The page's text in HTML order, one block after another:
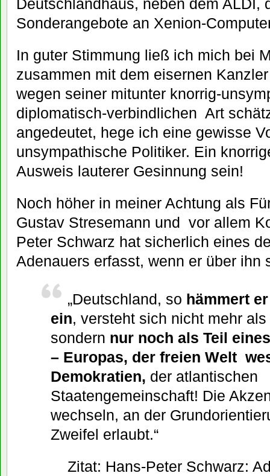
Deutschlandhaus, neben dem ALDI,
Sonderangebote an Xenion-
In guter Stimmung ließ ich mich bei
zusammen mit dem eisernen
wegen seiner mitunter knorrig-
diplomatisch-verbindlichen Art
angedeutet, hege ich eine gewisse
unsympathische Politiker. Ein
Ausweis lauterer Gesinnung sein!
Noch höher in meiner Achtung als
Gustav Stresemann und vor allem
Peter Schwarz hat sicherlich eines
Adenauers erfasst, wenn er über ihn
„Deutschland, so hämmert
ein, versteht sich nicht mehr
sondern nur noch als Teil
– Europas, der freien Welt
Demokratien, der atlantischen
Staatengemeinschaft! Die
wechseln, an der
Zweifel erlaubt.“
Zitat: Hans-Peter Schwarz: